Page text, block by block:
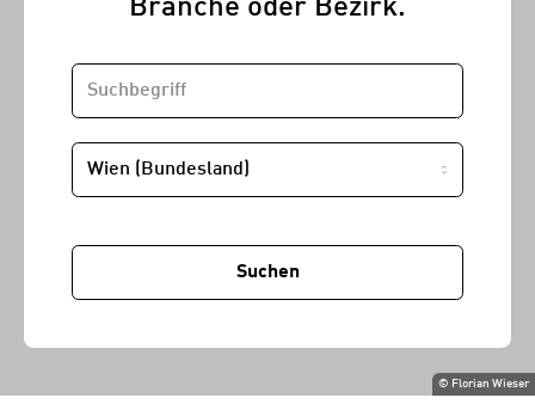
© Florian Wieser
Branche oder Bezirk.
SUCHBEGRIFF
STANDORT
Suchen